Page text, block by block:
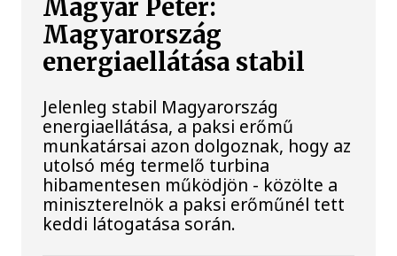
Magyar Péter:
Magyarország
energiaellátása stabil
Jelenleg stabil Magyarország
energiaellátása, a paksi erőmű
munkatársai azon dolgoznak, hogy az
utolsó még termelő turbina
hibamentesen működjön - közölte a
miniszterelnök a paksi erőműnél tett
keddi látogatása során.